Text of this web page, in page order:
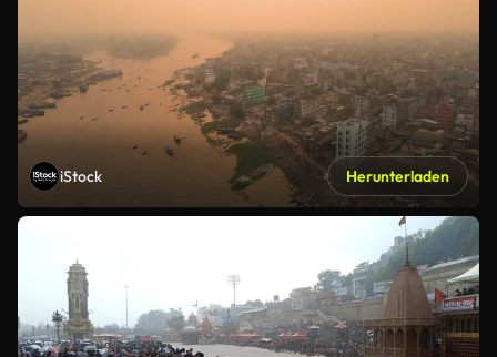
iStock Herunterladen